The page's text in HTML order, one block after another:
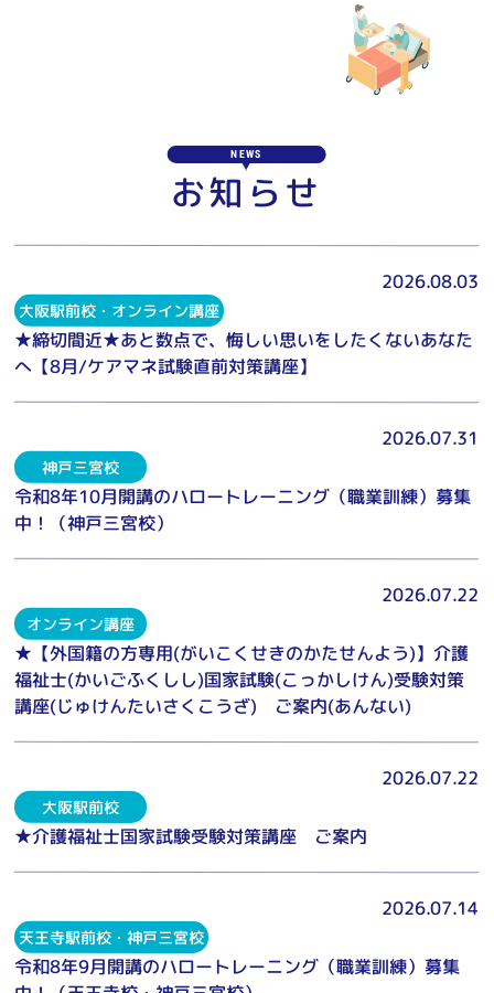
NEWS
お知らせ
2026.08.03
大阪駅前校・オンライン講座
★締切間近★あと数点で、悔しい思いをしたくないあなた
へ【8月/ケアマネ試験直前対策講座】
2026.07.31
神戸三宮校
令和8年10月開講のハロートレーニング（職業訓練）募集
中！（神戸三宮校）
2026.07.22
オンライン講座
★【外国籍の方専用(がいこくせきのかたせんよう)】介護
福祉士(かいごふくしし)国家試験(こっかしけん)受験対策
講座(じゅけんたいさくこうざ) ご案内(あんない)
2026.07.22
大阪駅前校
★介護福祉士国家試験受験対策講座 ご案内
2026.07.14
天王寺駅前校・神戸三宮校
令和8年9月開講のハロートレーニング（職業訓練）募集